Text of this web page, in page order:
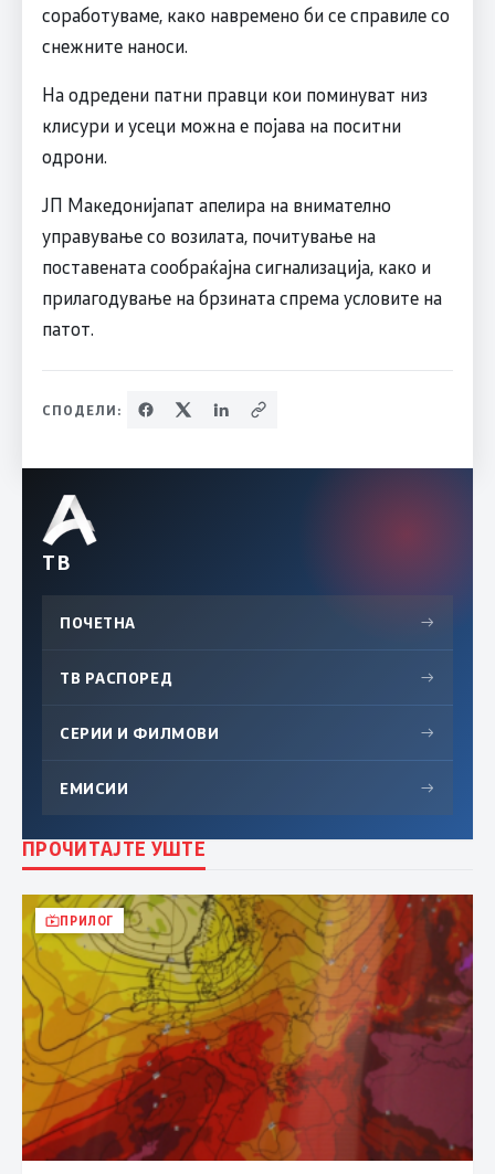
соработуваме, како навремено би се справиле со
снежните наноси.
На одредени патни правци кои поминуват низ
клисури и усеци можна е појава на поситни
одрони.
ЈП Македонијапат апелира на внимателно
управување со возилата, почитување на
поставената сообраќајна сигнализација, како и
прилагодување на брзината спрема условите на
патот.
СПОДЕЛИ:
ТВ
ПОЧЕТНА →
ТВ РАСПОРЕД →
СЕРИИ И ФИЛМОВИ →
ЕМИСИИ →
ПРОЧИТАЈТЕ УШТЕ
ПРИЛОГ